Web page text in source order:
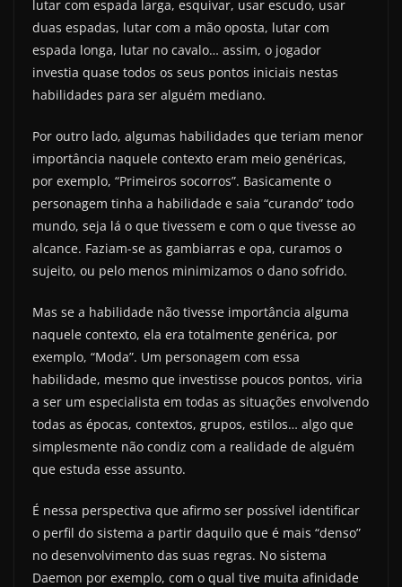
lutar com espada larga, esquivar, usar escudo, usar
duas espadas, lutar com a mão oposta, lutar com
espada longa, lutar no cavalo… assim, o jogador
investia quase todos os seus pontos iniciais nestas
habilidades para ser alguém mediano.
Por outro lado, algumas habilidades que teriam menor
importância naquele contexto eram meio genéricas,
por exemplo, “Primeiros socorros”. Basicamente o
personagem tinha a habilidade e saia “curando” todo
mundo, seja lá o que tivessem e com o que tivesse ao
alcance. Faziam-se as gambiarras e opa, curamos o
sujeito, ou pelo menos minimizamos o dano sofrido.
Mas se a habilidade não tivesse importância alguma
naquele contexto, ela era totalmente genérica, por
exemplo, “Moda”. Um personagem com essa
habilidade, mesmo que investisse poucos pontos, viria
a ser um especialista em todas as situações envolvendo
todas as épocas, contextos, grupos, estilos… algo que
simplesmente não condiz com a realidade de alguém
que estuda esse assunto.
É nessa perspectiva que afirmo ser possível identificar
o perfil do sistema a partir daquilo que é mais “denso”
no desenvolvimento das suas regras. No sistema
Daemon por exemplo, com o qual tive muita afinidade